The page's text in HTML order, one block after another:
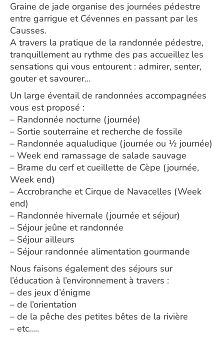
Graine de jade organise des journées pédestre
entre garrigue et Cévennes en passant par les
Causses.
A travers la pratique de la randonnée pédestre,
tranquillement au rythme des pas accueillez les
sensations qui vous entourent : admirer, senter,
gouter et savourer…
Un large éventail de randonnées accompagnées
vous est proposé :
– Randonnée nocturne (journée)
– Sortie souterraine et recherche de fossile
– Randonnée aqualudique (journée ou ½ journée)
– Week end ramassage de salade sauvage
– Brame du cerf et cueillette de Cèpe (journée,
Week end)
– Accrobranche et Cirque de Navacelles (Week
end)
– Randonnée hivernale (journée et séjour)
– Séjour jeûne et randonnée
– Séjour ailleurs
– Séjour randonnée alimentation gourmande
Nous faisons également des séjours sur
l’éducation à l’environnement à travers :
– des jeux d’énigme
– de l’orientation
– de la pêche des petites bêtes de la rivière
– etc…..